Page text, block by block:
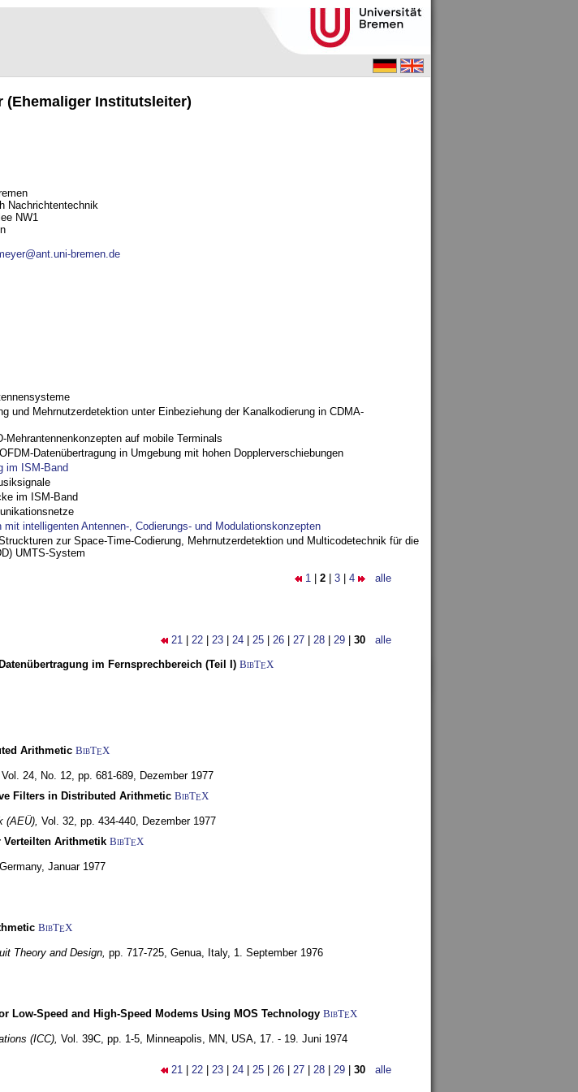
(Ehemaliger Institutsleiter)
Nachrichtentechnik
NW1
bremen.de
und Mehrnutzerdetektion unter Einbeziehung der Kanalkodierung in CDMA-
auf mobile Terminals
Datenübertragung in Umgebung mit hohen Dopplerverschiebungen
im ISM-Band
im ISM-Band
intelligenten Antennen-, Codierungs- und Modulationskonzepten
zur Space-Time-Codierung, Mehrnutzerdetektion und Multicodetechnik für die
UMTS-System
1 2 3 4 alle
21 22 23 24 25 26 27 28 29 30 alle
im Fernsprechbereich (Teil I) BibTEX
Arithmetic BibTEX
Vol. 24, No. 12, pp. 681-689, Dezember 1977
Filters in Distributed Arithmetic BibTEX
(AEÜ), Vol. 32, pp. 434-440, Dezember 1977
Verteilten Arithmetik BibTEX
Januar 1977
BibTEX
Theory and Design, pp. 717-725, Genua, Italy, 1. September 1976
Low-Speed and High-Speed Modems Using MOS Technology BibTEX
(ICC), Vol. 39C, pp. 1-5, Minneapolis, MN, USA, 17. - 19. Juni 1974
21 22 23 24 25 26 27 28 29 30 alle